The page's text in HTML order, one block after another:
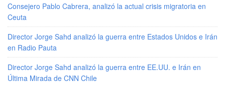
Consejero Pablo Cabrera, analizó la actual crisis migratoria en
Ceuta
Director Jorge Sahd analizó la guerra entre Estados Unidos e Irán
en Radio Pauta
Director Jorge Sahd analizó la guerra entre EE.UU. e Irán en
Última Mirada de CNN Chile